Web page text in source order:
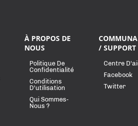
À PROPOS DE
NOUS
Politique De
Confidentialité
Conditions
D'utilisation
Qui Sommes-
Nous ?
/ SUPPORT
Centre
Facebook
Twitter